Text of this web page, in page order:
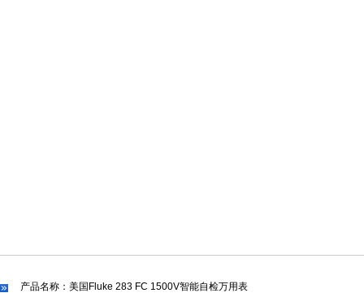
产品名称：美国Fluke 283 FC 1500V智能自检万用表